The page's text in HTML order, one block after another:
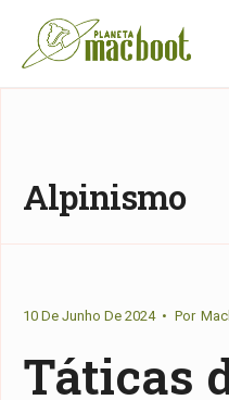
Skip
to
Alpinismo
10 De Junho De 2024 • Por
Táticas